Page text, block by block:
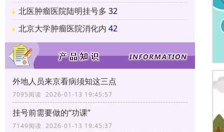
北医肿瘤医院陆明挂号多 32
北京大学肿瘤医院消化内 42
外地人员来京看病须知这三点
7095阅读 2026-01-13 19:45:57
挂号前需要做的“功课”
7149阅读 2026-01-13 19:45:37